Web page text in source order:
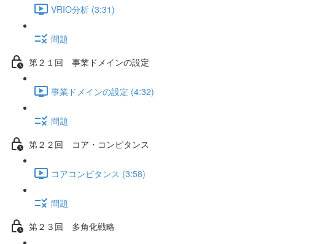
VRIO分析 (3:31)
問題
第２１回 事業ドメインの設定
事業ドメインの設定 (4:32)
問題
第２２回 コア・コンピタンス
コアコンピタンス (3:58)
問題
第２３回 多角化戦略